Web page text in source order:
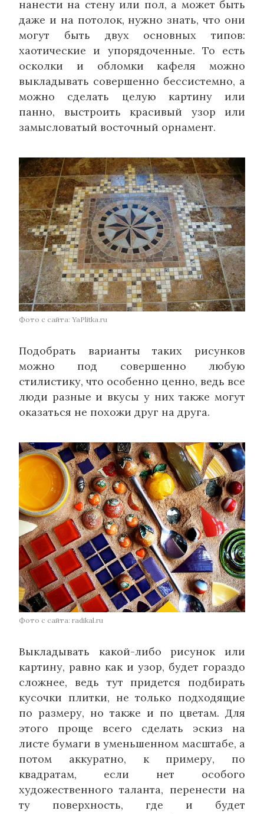
нанести на стену или пол, а может быть
даже и на потолок, нужно знать, что они
могут быть двух основных типов:
хаотические и упорядоченные. То есть
осколки и обломки кафеля можно
выкладывать совершенно бессистемно, а
можно сделать целую картину или
панно, выстроить красивый узор или
замысловатый восточный орнамент.
Фото с сайта: YaPlitka.ru
Подобрать варианты таких рисунков
можно под совершенно любую
стилистику, что особенно ценно, ведь все
люди разные и вкусы у них также могут
оказаться не похожи друг на друга.
Фото с сайта: radikal.ru
Выкладывать какой-либо рисунок или
картину, равно как и узор, будет гораздо
сложнее, ведь тут придется подбирать
кусочки плитки, не только подходящие
по размеру, но также и по цветам. Для
этого проще всего сделать эскиз на
листе бумаги в уменьшенном масштабе, а
потом аккуратно, к примеру, по
квадратам, если нет особого
художественного таланта, перенести на
ту поверхность, где и будет